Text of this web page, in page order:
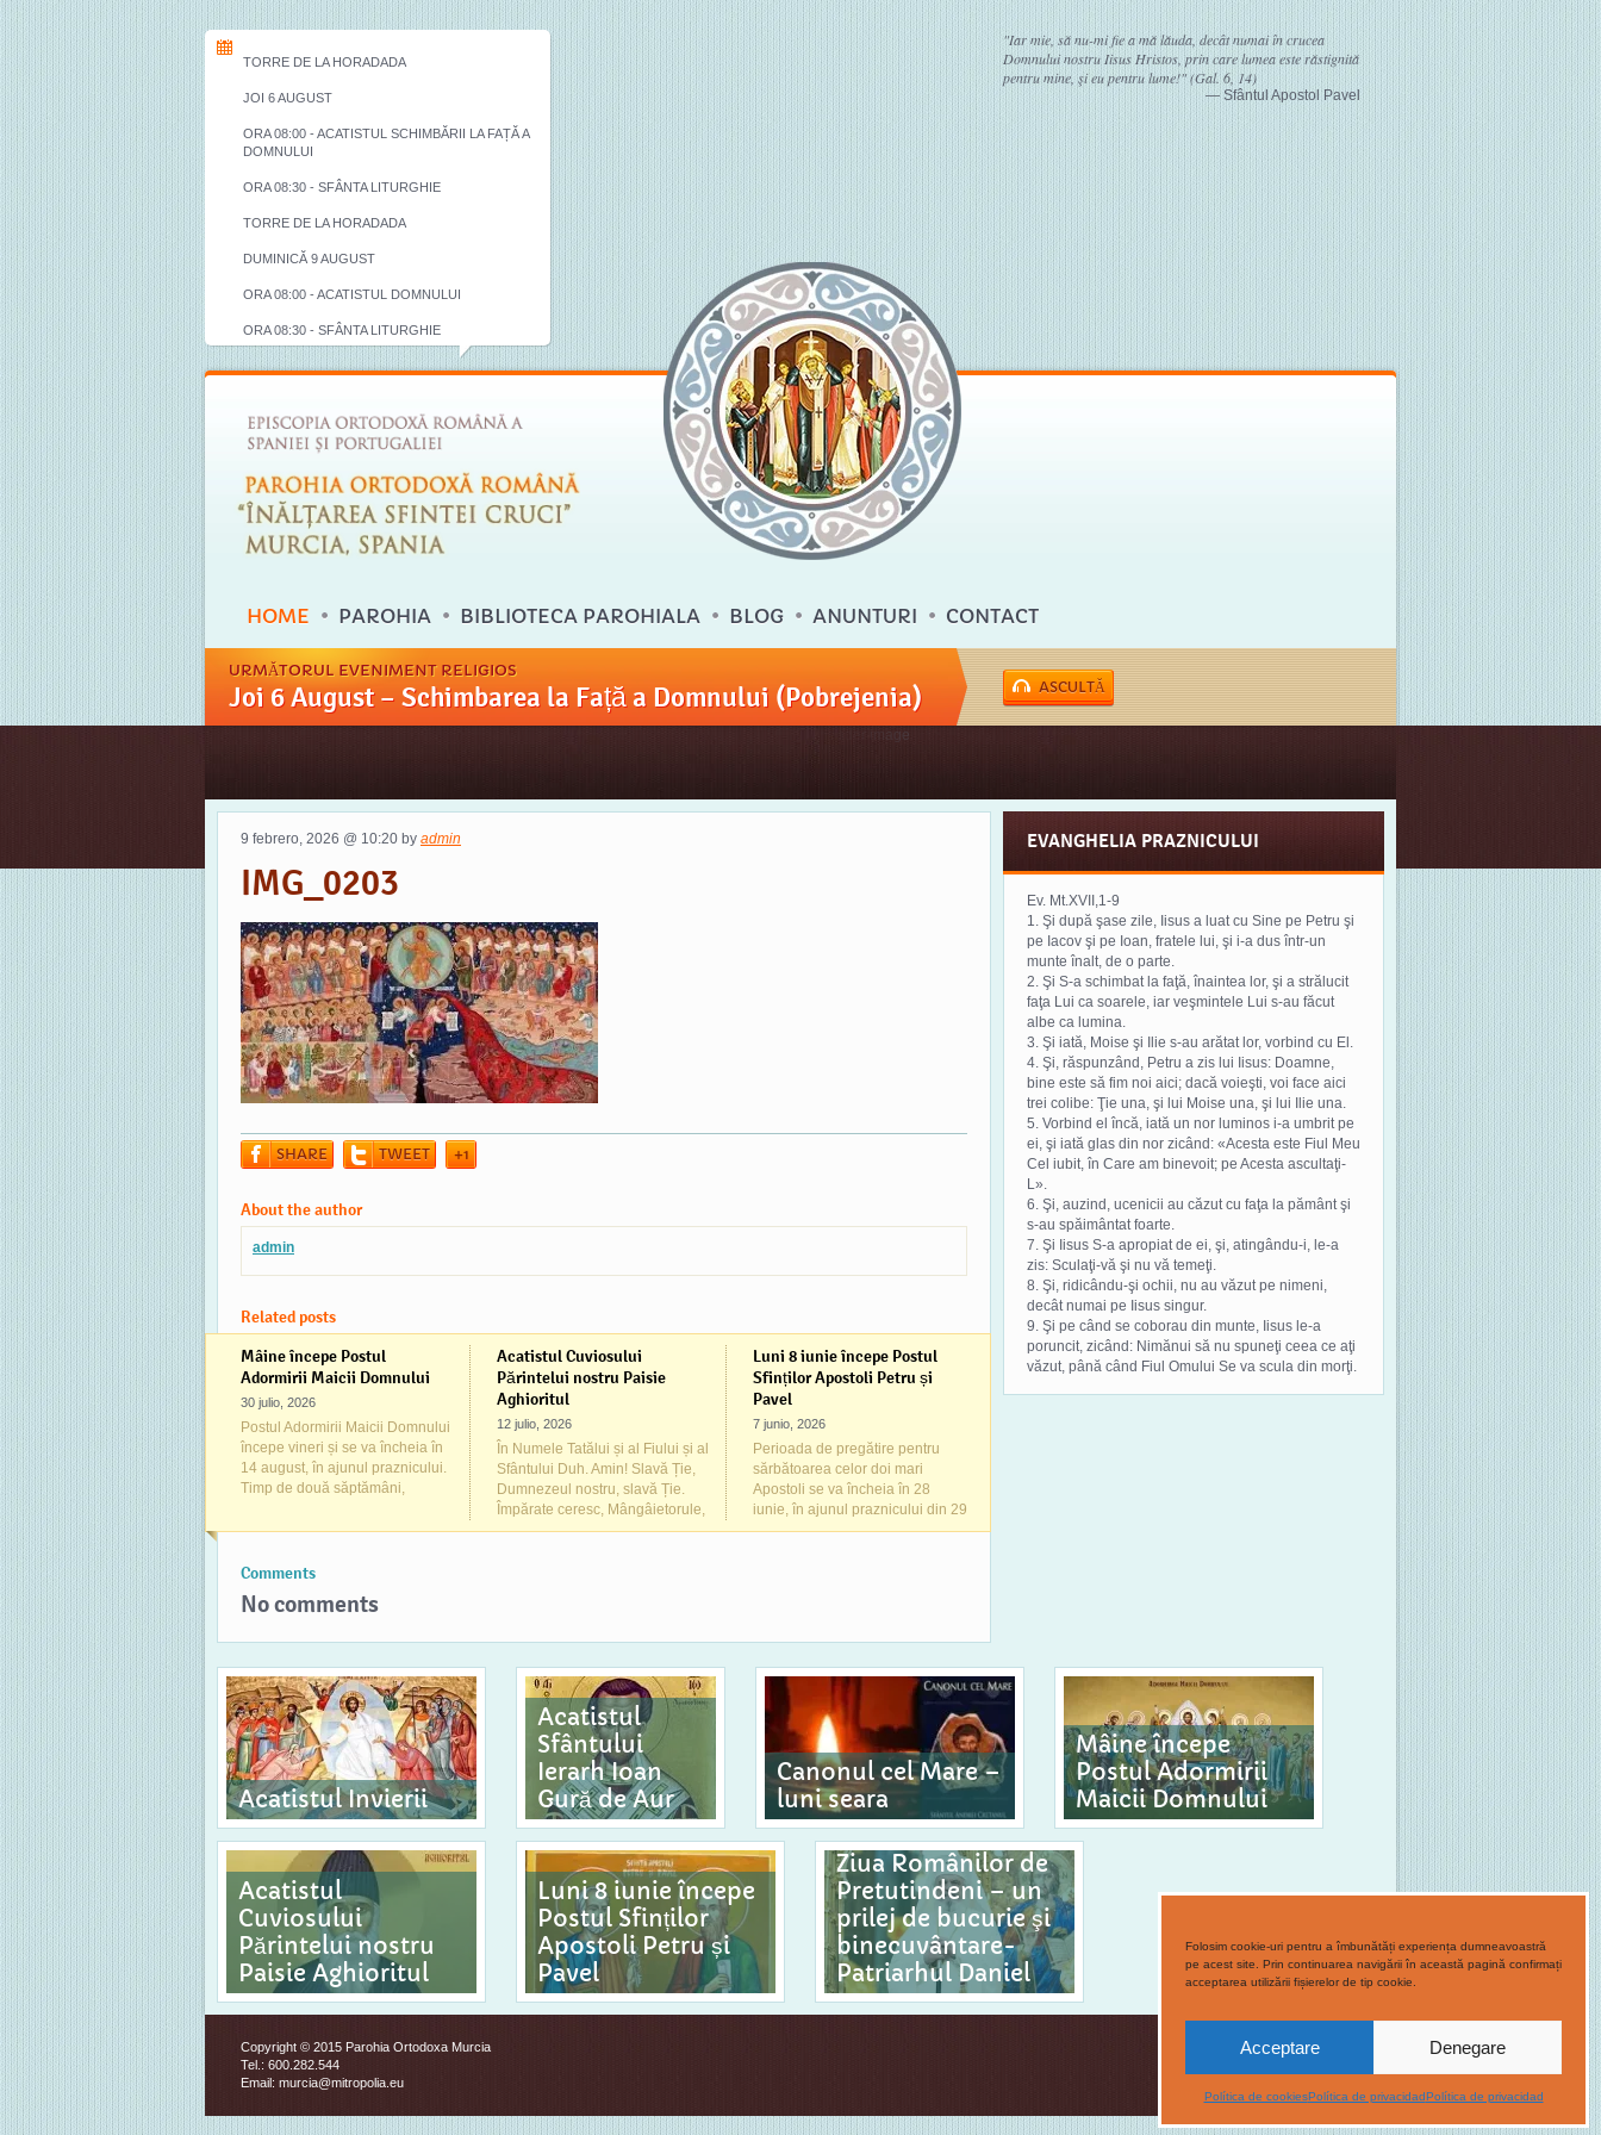
Folosim cookie-uri pentru a îmbunătăți experiența dumneavoastră
pe acest site. Prin continuarea navigării în această pagină confirmați
acceptarea utilizării fișierelor de tip cookie.
Acceptare Denegare
Política de cookiesPolítica de privacidadPolítica de privacidad
TORRE DE LA HORADADA
JOI 6 AUGUST
ORA 08:00 - ACATISTUL SCHIMBĂRII LA FAȚĂ A
DOMNULUI
ORA 08:30 - SFÂNTA LITURGHIE
TORRE DE LA HORADADA
DUMINICĂ 9 AUGUST
ORA 08:00 - ACATISTUL DOMNULUI
ORA 08:30 - SFÂNTA LITURGHIE
"Iar mie, să nu-mi fie a mă lăuda, decât numai în crucea
Domnului nostru Iisus Hristos, prin care lumea este răstignită
pentru mine, şi eu pentru lume!" (Gal. 6, 14)
— Sfântul Apostol Pavel
HOME PAROHIA BIBLIOTECA PAROHIALA BLOG ANUNTURI CONTACT
URMĂTORUL EVENIMENT RELIGIOS
Joi 6 August – Schimbarea la Față a Domnului (Pobrejenia) ASCULTĂ
9 febrero, 2026 @ 10:20 by admin
IMG_0203
SHARE TWEET +1
About the author
admin
Related posts
Mâine începe Postul
Adormirii Maicii Domnului
30 julio, 2026
Postul Adormirii Maicii Domnului
începe vineri și se va încheia în
14 august, în ajunul praznicului.
Timp de două săptămâni,
Acatistul Cuviosului
Părintelui nostru Paisie
Aghioritul
12 julio, 2026
În Numele Tatălui și al Fiului și al
Sfântului Duh. Amin! Slavă Ție,
Dumnezeul nostru, slavă Ție.
Împărate ceresc, Mângâietorule,
Luni 8 iunie începe Postul
Sfinților Apostoli Petru și
Pavel
7 junio, 2026
Perioada de pregătire pentru
sărbătoarea celor doi mari
Apostoli se va încheia în 28
iunie, în ajunul praznicului din 29
Comments
No comments
EVANGHELIA PRAZNICULUI
Ev. Mt.XVII,1-9
1. Şi după şase zile, Iisus a luat cu Sine pe Petru şi
pe Iacov şi pe Ioan, fratele lui, şi i-a dus într-un
munte înalt, de o parte.
2. Şi S-a schimbat la faţă, înaintea lor, şi a strălucit
faţa Lui ca soarele, iar veşmintele Lui s-au făcut
albe ca lumina.
3. Şi iată, Moise şi Ilie s-au arătat lor, vorbind cu El.
4. Şi, răspunzând, Petru a zis lui Iisus: Doamne,
bine este să fim noi aici; dacă voieşti, voi face aici
trei colibe: Ţie una, şi lui Moise una, şi lui Ilie una.
5. Vorbind el încă, iată un nor luminos i-a umbrit pe
ei, şi iată glas din nor zicând: «Acesta este Fiul Meu
Cel iubit, în Care am binevoit; pe Acesta ascultaţi-
L».
6. Şi, auzind, ucenicii au căzut cu faţa la pământ şi
s-au spăimântat foarte.
7. Şi Iisus S-a apropiat de ei, şi, atingându-i, le-a
zis: Sculaţi-vă şi nu vă temeţi.
8. Şi, ridicându-şi ochii, nu au văzut pe nimeni,
decât numai pe Iisus singur.
9. Şi pe când se coborau din munte, Iisus le-a
poruncit, zicând: Nimănui să nu spuneţi ceea ce aţi
văzut, până când Fiul Omului Se va scula din morţi.
Acatistul Invierii
Acatistul
Sfântului
Ierarh Ioan
Gură de Aur
Canonul cel Mare –
luni seara
Mâine începe
Postul Adormirii
Maicii Domnului
Acatistul
Cuviosului
Părintelui nostru
Paisie Aghioritul
Luni 8 iunie începe
Postul Sfinților
Apostoli Petru și
Pavel
Ziua Românilor de
Pretutindeni – un
prilej de bucurie şi
binecuvântare-
Patriarhul Daniel
Copyright © 2015 Parohia Ortodoxa Murcia
Tel.: 600.282.544
Email: murcia@mitropolia.eu